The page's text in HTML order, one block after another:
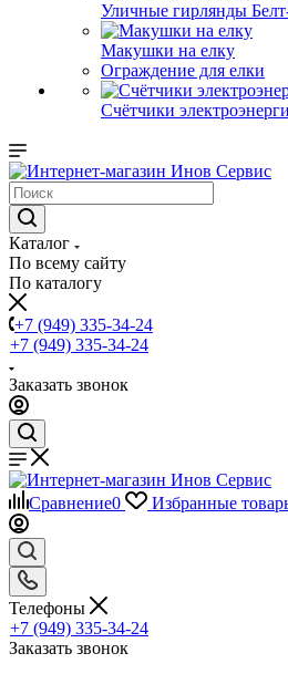
Уличные гирлянды
Макушки на елку
Ограждение для елки
Счётчики
Каталог
По всему сайту
По каталогу
+7 (949) 335-34-24
+7 (949) 335-34-24
Заказать звонок
Сравнение0 Избранные
Телефоны
+7 (949) 335-34-24
Заказать звонок